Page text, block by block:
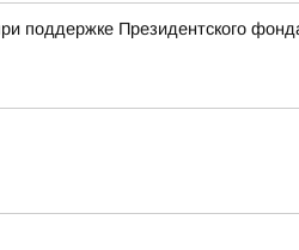
поддержке Президентского